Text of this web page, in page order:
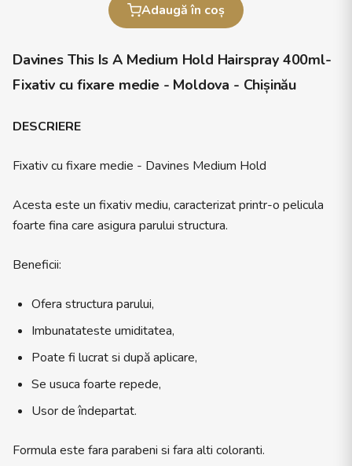
Adaugă în coș
Davines This Is A Medium Hold Hairspray 400ml-
Fixativ cu fixare medie - Moldova - Chișinău
DESCRIERE
Fixativ cu fixare medie - Davines Medium Hold
Acesta este un fixativ mediu, caracterizat printr-o pelicula
foarte fina care asigura parului structura.
Beneficii:
Ofera structura parului,
Imbunatateste umiditatea,
Poate fi lucrat si după aplicare,
Se usuca foarte repede,
Usor de îndepartat.
Formula este fara parabeni si fara alti coloranti.